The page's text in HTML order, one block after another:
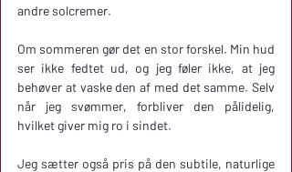
andre solcremer.
Om sommeren gør det en stor forskel. Min hud
ser ikke fedtet ud, og jeg føler ikke, at jeg
behøver at vaske den af med det samme. Selv
når jeg svømmer, forbliver den pålidelig,
hvilket giver mig ro i sindet.
Jeg sætter også pris på den subtile, naturlige